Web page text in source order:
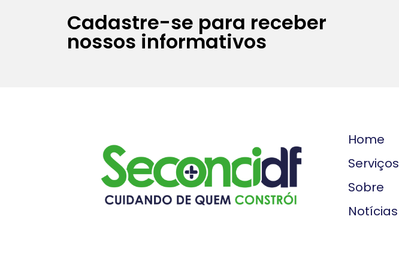
Cadastre-se para receber
nossos informativos
Home
Serviços
Sobre
Notícias